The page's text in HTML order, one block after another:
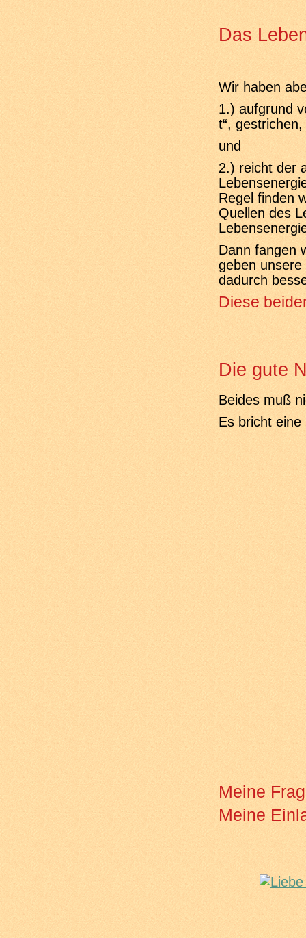
Das
Wir haben
1.) aufgrund
t“,
und
2.) reicht der
Regel finden
Quellen des
Dann fangen
geben
dadurch
Diese
Die gute
Beides muß
Es bricht
Meine
Meine